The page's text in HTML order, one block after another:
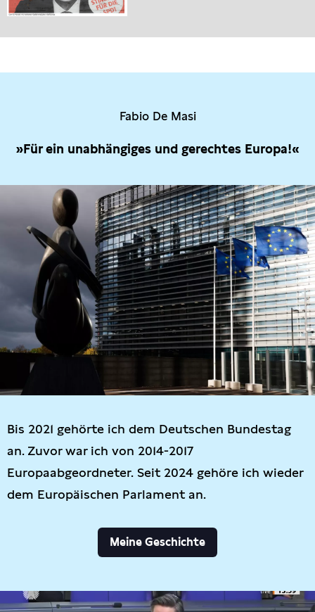
Fabio De Masi
»Für ein unabhängiges und gerechtes Europa!«
Bis 2021 gehörte ich dem Deutschen Bundestag
an. Zuvor war ich von 2014-2017
Europaabgeordneter. Seit 2024 gehöre ich wieder
dem Europäischen Parlament an.
Meine Geschichte